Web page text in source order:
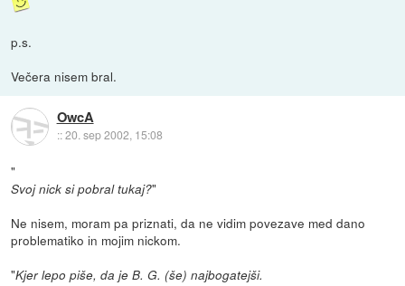
p.s.
Večera nisem bral.
OwcA
::20. sep 2002, 15:08
"
Svoj nick si pobral tukaj?"
Ne nisem, moram pa priznati, da ne vidim povezave med dano
problematiko in mojim nickom.
"Kjer lepo piše, da je B. G. (še) najbogatejši.